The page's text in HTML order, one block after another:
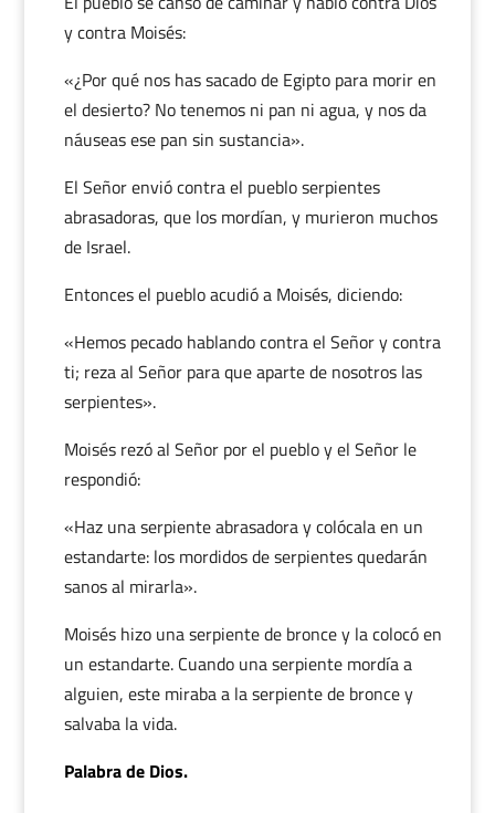
y contra Moisés:
«¿Por qué nos has sacado de Egipto para morir en
el desierto? No tenemos ni pan ni agua, y nos da
náuseas ese pan sin sustancia».
El Señor envió contra el pueblo serpientes
abrasadoras, que los mordían, y murieron muchos
de Israel.
Entonces el pueblo acudió a Moisés, diciendo:
«Hemos pecado hablando contra el Señor y contra
ti; reza al Señor para que aparte de nosotros las
serpientes».
Moisés rezó al Señor por el pueblo y el Señor le
respondió:
«Haz una serpiente abrasadora y colócala en un
estandarte: los mordidos de serpientes quedarán
sanos al mirarla».
Moisés hizo una serpiente de bronce y la colocó en
un estandarte. Cuando una serpiente mordía a
alguien, este miraba a la serpiente de bronce y
salvaba la vida.
Palabra de Dios.